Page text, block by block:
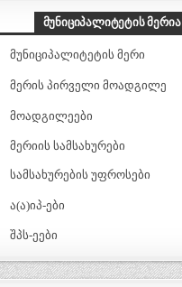
ᲛᲣᲜᲘᲪᲘᲞᲐᲚᲘᲢᲔᲢᲘᲡ ᲛᲔᲠᲘᲐ
მუნიციპალიტეტის მერი
მერის პირველი მოადგილე
მოადგილეები
მერიის სამსახურები
სამსახურების უფროსები
ა(ა)იპ-ები
შპს-ეები